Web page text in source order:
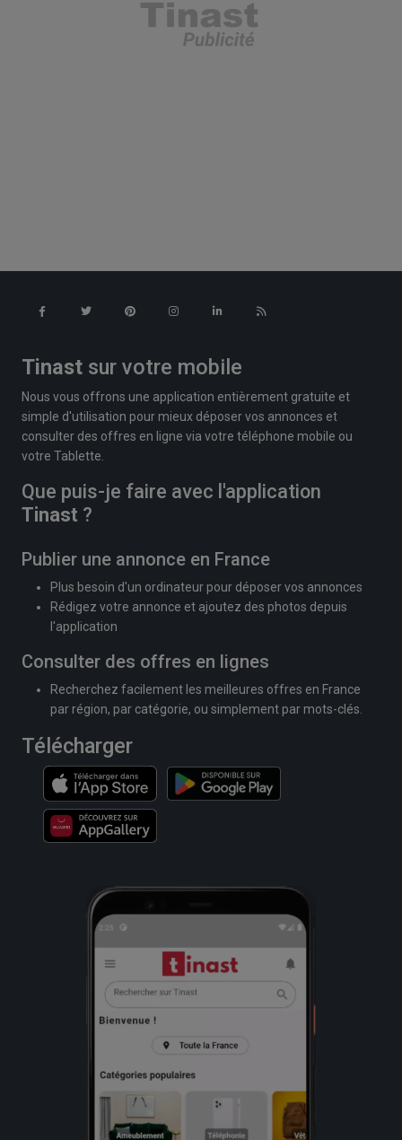
Tinast sur votre mobile
Nous vous offrons une application entièrement gratuite et
simple d'utilisation pour mieux déposer vos annonces et
consulter des offres en ligne via votre téléphone mobile ou
votre Tablette.
Que puis-je faire avec l'application
Tinast ?
Publier une annonce en France
Plus besoin d'un ordinateur pour déposer vos annonces
Rédigez votre annonce et ajoutez des photos depuis
l'application
Consulter des offres en lignes
Recherchez facilement les meilleures offres en France
par région, par catégorie, ou simplement par mots-clés.
Télécharger